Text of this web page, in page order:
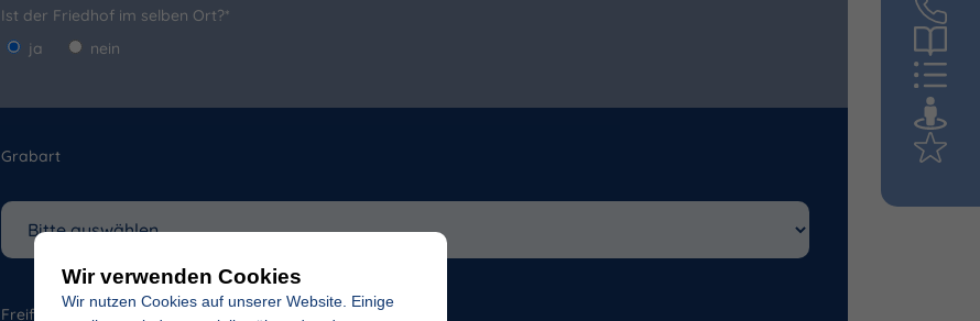
Ist der Friedhof im selben Ort?*
ja
nein
Grabart
Freifeld für evtl. Anmerkungen
Wir verwenden Cookies
Wir nutzen Cookies auf unserer Website. Einige